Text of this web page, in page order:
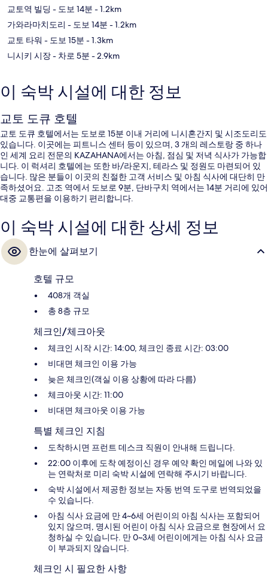
교토역 빌딩 - 도보 14분 - 1.2km
가와라마치도리 - 도보 14분 - 1.2km
교토 타워 - 도보 15분 - 1.3km
니시키 시장- 차로 5분 - 2.9km
이 숙박 시설에 대한 정보
교토 도큐 호텔
교토 도큐 호텔에서는 도보로 15분 이내 거리에 니시혼간지 및 시조도리도
있습니다. 이곳에는 피트니스 센터 등이 있으며, 3 개의 레스토랑 중 하나
인 세계 요리 전문의 KAZAHANA에서는 아침, 점심 및 저녁 식사가 가능합
니다. 이 럭셔리 호텔에는 또한 바/라운지, 테라스 및 정원도 마련되어 있
습니다. 많은 분들이 이곳의 친절한 고객 서비스 및 아침 식사에 대단히 만
족하셨어요. 고조 역에서 도보로 9분, 단바구치 역에서는 14분 거리에 있어
대중 교통편을 이용하기 편리합니다.
이 숙박 시설에 대한 상세 정보
한눈에 살펴보기
호텔 규모
408개 객실
총 8층 규모
체크인/체크아웃
체크인 시작 시간: 14:00, 체크인 종료 시간: 03:00
비대면 체크인 이용 가능
늦은 체크인(객실 이용 상황에 따라 다름)
체크아웃 시간: 11:00
비대면 체크아웃 이용 가능
특별 체크인 지침
도착하시면 프런트 데스크 직원이 안내해 드립니다.
22:00 이후에 도착 예정이신 경우 예약 확인 메일에 나와 있
는 연락처로 미리 숙박 시설에 연락해 주시기 바랍니다.
숙박 시설에서 제공한 정보는 자동 번역 도구로 번역되었을
수 있습니다.
아침 식사 요금에 만 4~6세 어린이의 아침 식사는 포함되어
있지 않으며, 명시된 어린이 아침 식사 요금으로 현장에서 요
청하실 수 있습니다. 만 0~3세 어린이에게는 아침 식사 요금
이 부과되지 않습니다.
체크인 시 필요한 사항